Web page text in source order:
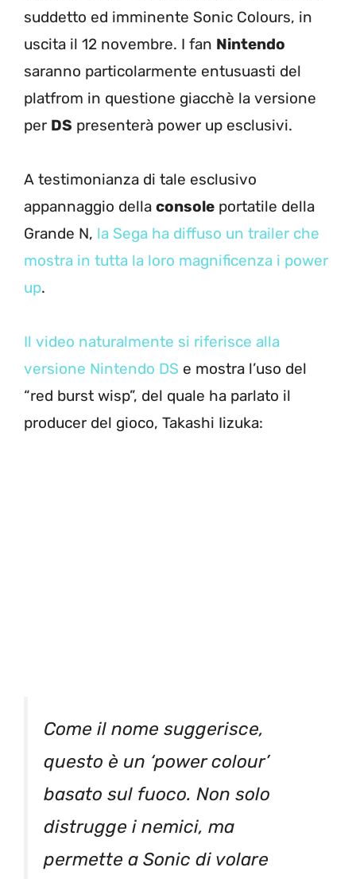
suddetto ed imminente Sonic Colours, in
uscita il 12 novembre. I fan Nintendo
saranno particolarmente entusuasti del
platfrom in questione giacchè la versione
per DS presenterà power up esclusivi.
A testimonianza di tale esclusivo
appannaggio della console portatile della
Grande N, la Sega ha diffuso un trailer che
mostra in tutta la loro magnificenza i power
up.
Il video naturalmente si riferisce alla
versione Nintendo DS e mostra l’uso del
“red burst wisp”, del quale ha parlato il
producer del gioco, Takashi Iizuka:
Come il nome suggerisce,
questo è un ‘power colour’
basato sul fuoco. Non solo
distrugge i nemici, ma
permette a Sonic di volare